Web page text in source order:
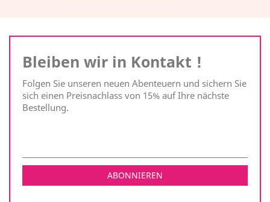
Bleiben wir in Kontakt !
Folgen Sie unseren neuen Abenteuern und sichern Sie
sich einen Preisnachlass von 15% auf Ihre nächste
Bestellung.